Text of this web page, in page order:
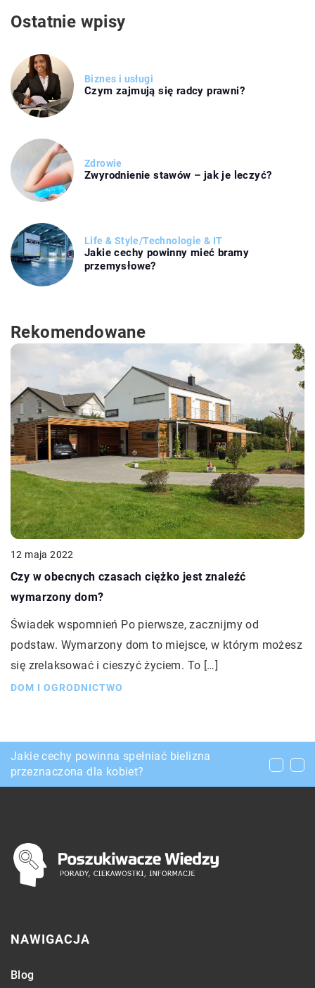
Ostatnie wpisy
Biznes i usługi
Czym zajmują się radcy prawni?
Zdrowie
Zwyrodnienie stawów – jak je leczyć?
Life & Style/Technologie & IT
Jakie cechy powinny mieć bramy
przemysłowe?
Rekomendowane
12 maja 2022
Czy w obecnych czasach ciężko jest znaleźć
wymarzony dom?
Świadek wspomnień Po pierwsze, zacznijmy od
podstaw. Wymarzony dom to miejsce, w którym możesz
się zrelaksować i cieszyć życiem. To […]
DOM I OGRODNICTWO
Jednodniowy wypad na kajaki – czy warto
wybrać się całą rodziną?
Jakie cechy powinna spełniać bielizna
przeznaczona dla kobiet?
Plastikowe czy betonowe – które szamba
wybrać?
NAWIGACJA
Blog